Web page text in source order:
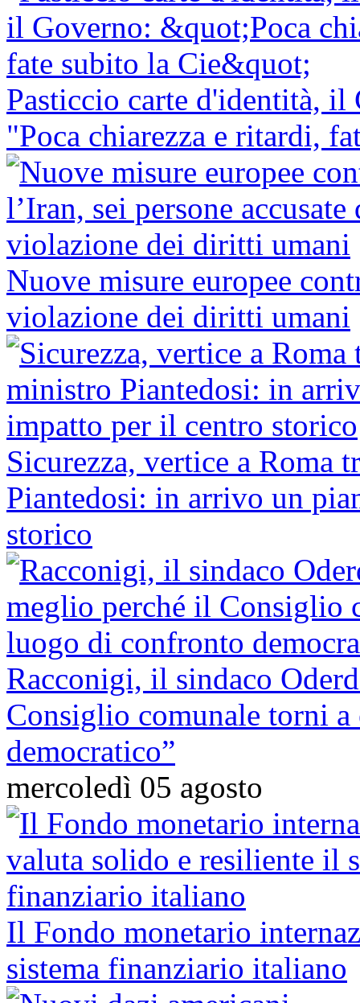
Pasticcio carte d'identità, il
"Poca chiarezza e ritardi,
Nuove misure europee
violazione dei diritti umani
Sicurezza, vertice a Roma
Piantedosi: in arrivo un
storico
Racconigi, il sindaco
Consiglio comunale torni
democratico”
mercoledì 05 agosto
Il Fondo monetario
sistema finanziario italiano